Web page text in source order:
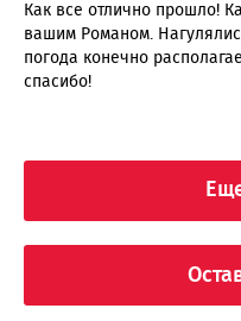
Как все отлично прошло!
вашим Романом.
погода конечно
спасибо!